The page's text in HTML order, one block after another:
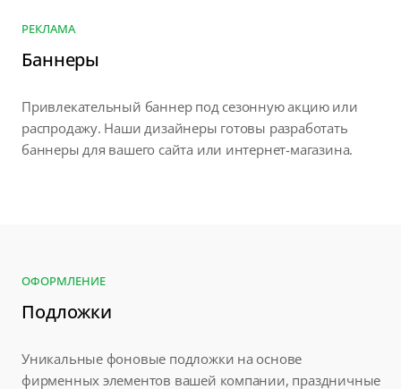
РЕКЛАМА
Баннеры
Привлекательный баннер под сезонную акцию или
распродажу. Наши дизайнеры готовы разработать
баннеры для вашего сайта или интернет-магазина.
ОФОРМЛЕНИЕ
Подложки
Уникальные фоновые подложки на основе
фирменных элементов вашей компании, праздничные